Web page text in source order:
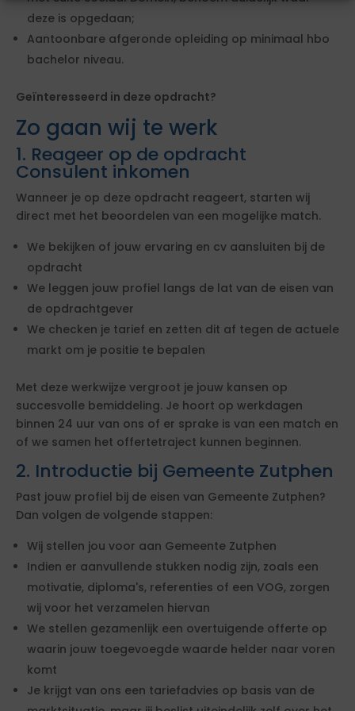
deze is opgedaan;
Aantoonbare afgeronde opleiding op minimaal hbo
bachelor niveau.
Geïnteresseerd in deze opdracht?
Zo gaan wij te werk
1. Reageer op de opdracht
Consulent inkomen
Wanneer je op deze opdracht reageert, starten wij
direct met het beoordelen van een mogelijke match.
We bekijken of jouw ervaring en cv aansluiten bij de
opdracht
We leggen jouw profiel langs de lat van de eisen van
de opdrachtgever
We checken je tarief en zetten dit af tegen de actuele
markt om je positie te bepalen
Met deze werkwijze vergroot je jouw kansen op
succesvolle bemiddeling. Je hoort op werkdagen
binnen 24 uur van ons of er sprake is van een match en
of we samen het offertetraject kunnen beginnen.
2. Introductie bij Gemeente Zutphen
Past jouw profiel bij de eisen van Gemeente Zutphen?
Dan volgen de volgende stappen:
Wij stellen jou voor aan Gemeente Zutphen
Indien er aanvullende stukken nodig zijn, zoals een
motivatie, diploma's, referenties of een VOG, zorgen
wij voor het verzamelen hiervan
We stellen gezamenlijk een overtuigende offerte op
waarin jouw toegevoegde waarde helder naar voren
komt
Je krijgt van ons een tariefadvies op basis van de